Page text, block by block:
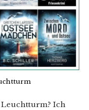
Leuchtturm? Ich